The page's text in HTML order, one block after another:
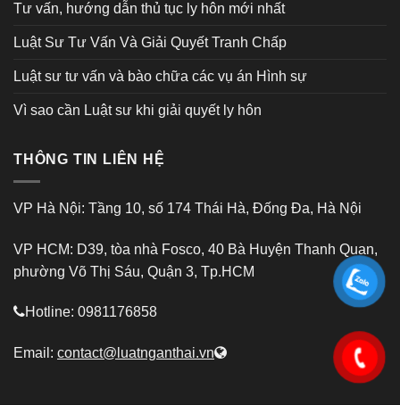
Tư vấn, hướng dẫn thủ tục ly hôn mới nhất
Luật Sư Tư Vấn Và Giải Quyết Tranh Chấp
Luật sư tư vấn và bào chữa các vụ án Hình sự
Vì sao cần Luật sư khi giải quyết ly hôn
THÔNG TIN LIÊN HỆ
VP Hà Nội: Tầng 10, số 174 Thái Hà, Đống Đa, Hà Nội
VP HCM: D39, tòa nhà Fosco, 40 Bà Huyện Thanh Quan,
phường Võ Thị Sáu, Quận 3, Tp.HCM
Hotline: 0981176858
Email: contact@luatnganthai.vn